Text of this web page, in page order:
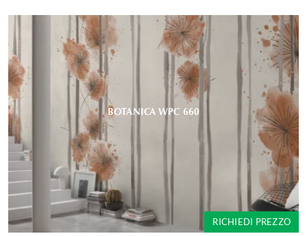
BOTANICA WPC 660
RICHIEDI PREZZO